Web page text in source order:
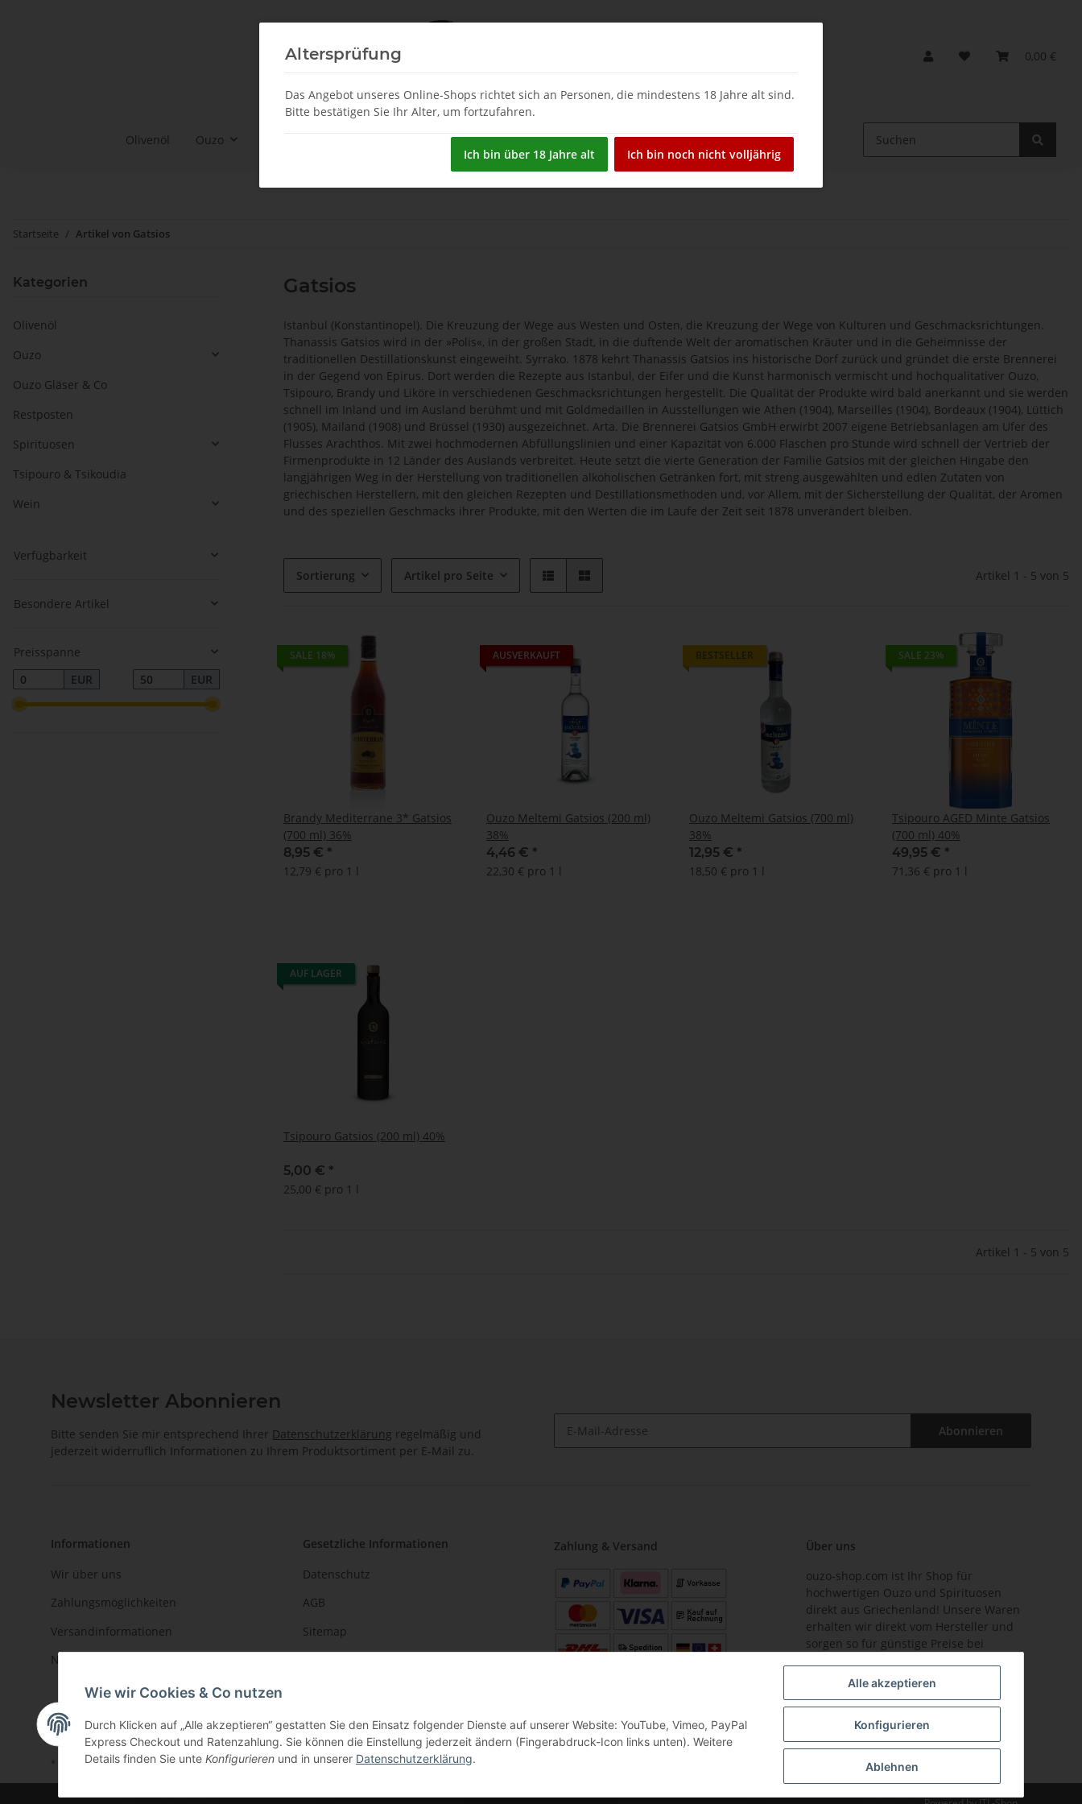
0,00 €
Olivenöl Ouzo Spirituosen Tsipouro & Tsikoudia Wein
Startseite Artikel von Gatsios
Gatsios
Istanbul (Konstantinopel). Die Kreuzung der Wege aus Westen und Osten, die Kreuzung der Wege von Kulturen und Geschmacksrichtungen.
Thanassis Gatsios wird in der »Polis«, in der großen Stadt, in die duftende Welt der aromatischen Kräuter und in die Geheimnisse der
traditionellen Destillationskunst eingeweiht. Syrrako. 1878 kehrt Thanassis Gatsios ins historische Dorf zurück und gründet die erste Brennerei
in der Gegend von Epirus. Dort werden die Rezepte aus Istanbul, der Eifer und die Kunst harmonisch vermischt und hochqualitativer Ouzo,
Tsipouro, Brandy und Liköre in verschiedenen Geschmacksrichtungen hergestellt. Die Qualität der Produkte wird bald anerkannt und sie werden
schnell im Inland und im Ausland berühmt und mit Goldmedaillen in Ausstellungen wie Athen (1904), Marseilles (1904), Bordeaux (1904), Lüttich
(1905), Mailand (1908) und Brüssel (1930) ausgezeichnet. Arta. Die Brennerei Gatsios GmbH erwirbt 2007 eigene Betriebsanlagen am Ufer des
Flusses Arachthos. Mit zwei hochmodernen Abfüllungslinien und einer Kapazität von 6.000 Flaschen pro Stunde wird schnell der Vertrieb der
Firmenprodukte in 12 Länder des Auslands verbreitet. Heute setzt die vierte Generation der Familie Gatsios mit der gleichen Hingabe den
langjährigen Weg in der Herstellung von traditionellen alkoholischen Getränken fort, mit streng ausgewählten und edlen Zutaten von
griechischen Herstellern, mit den gleichen Rezepten und Destillationsmethoden und, vor Allem, mit der Sicherstellung der Qualität, der Aromen
und des speziellen Geschmacks ihrer Produkte, mit den Werten die im Laufe der Zeit seit 1878 unverändert bleiben.
Sortierung Artikel pro Seite Artikel 1 - 5 von 5
SALE 18%
Brandy Mediterrane 3* Gatsios
(700 ml) 36%
8,95 € *
12,79 € pro 1 l
AUSVERKAUFT
Ouzo Meltemi Gatsios (200 ml)
38%
4,46 € *
22,30 € pro 1 l
BESTSELLER
Ouzo Meltemi Gatsios (700 ml)
38%
12,95 € *
18,50 € pro 1 l
SALE 23%
Tsipouro AGED Minte Gatsios
(700 ml) 40%
49,95 € *
71,36 € pro 1 l
AUF LAGER
Tsipouro Gatsios (200 ml) 40%
5,00 € *
25,00 € pro 1 l
Artikel 1 - 5 von 5
Kategorien
Olivenöl
Ouzo
Ouzo Gläser & Co
Restposten
Spirituosen
Tsipouro & Tsikoudia
Wein
Verfügbarkeit
Besondere Artikel
Preisspanne
EUR
EUR
Newsletter Abonnieren
Bitte senden Sie mir entsprechend Ihrer Datenschutzerklärung regelmäßig und
jederzeit widerruflich Informationen zu Ihrem Produktsortiment per E-Mail zu.
Abonnieren
Informationen
Wir über uns
Zahlungsmöglichkeiten
Versandinformationen
Newsletter
Gesetzliche Informationen
Datenschutz
AGB
Sitemap
Widerrufsrecht
Zahlung & Versand
Über uns
ouzo-shop.com ist Ihr Shop für
hochwertigen Ouzo und Spirituosen
direkt aus Griechenland! Unsere Waren
erhalten wir direkt vom Hersteller und
sorgen so für günstige Preise bei
* Alle Preise inkl. gesetzlicher USt., zzgl.Versand
Altersprüfung
Das Angebot unseres Online-Shops richtet sich an Personen, die mindestens 18 Jahre alt sind.
Bitte bestätigen Sie Ihr Alter, um fortzufahren.
Ich bin über 18 Jahre alt Ich bin noch nicht volljährig
Wie wir Cookies & Co nutzen
Durch Klicken auf „Alle akzeptieren“ gestatten Sie den Einsatz folgender Dienste auf unserer Website: YouTube, Vimeo, PayPal
Express Checkout und Ratenzahlung. Sie können die Einstellung jederzeit ändern (Fingerabdruck-Icon links unten). Weitere
Details finden Sie unte Konfigurieren und in unserer Datenschutzerklärung.
Alle akzeptieren
Konfigurieren
Ablehnen